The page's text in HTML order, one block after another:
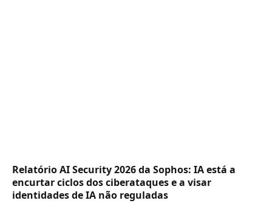
Relatório AI Security 2026 da Sophos: IA está a
encurtar ciclos dos ciberataques e a visar
identidades de IA não reguladas